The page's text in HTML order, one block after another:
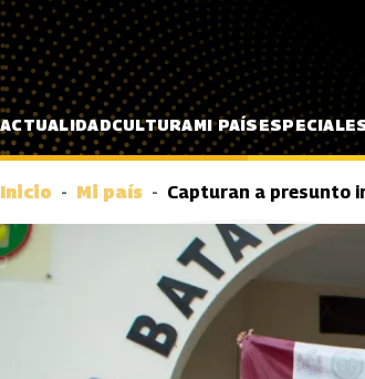
Pasar al contenido principal
ACTUALIDADCULTURAMI PAÍS
Inicio Mi país Capturan a presunto